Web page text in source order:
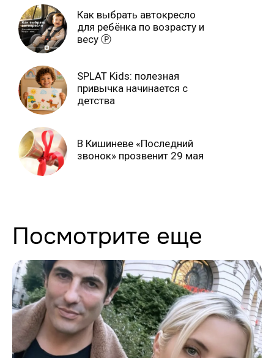
Как выбрать автокресло
для ребёнка по возрасту и
весу Ⓟ
SPLAT Kids: полезная
привычка начинается с
детства
В Кишиневе «Последний
звонок» прозвенит 29 мая
Посмотрите еще